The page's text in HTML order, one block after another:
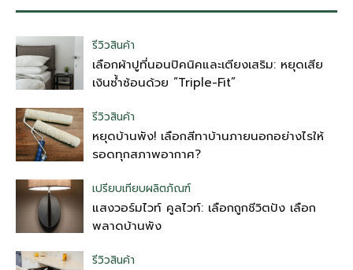
รีวิวสินค้า
เลือกผ้าปูที่นอนปิคนิคและเตียงเสริม: หยุดเสีย
เงินซ้ำซ้อนด้วย “Triple-Fit”
รีวิวสินค้า
หยุดบ้านพัง! เลือกสีทาบ้านภายนอกอย่างไรให้
รอดทุกสภาพอากาศ?
เปรียบเทียบผลิตภัณฑ์
แสงวอร์มไวท์ คูลไวท์: เลือกถูกชีวิตปัง เลือก
พลาดบ้านพัง
รีวิวสินค้า